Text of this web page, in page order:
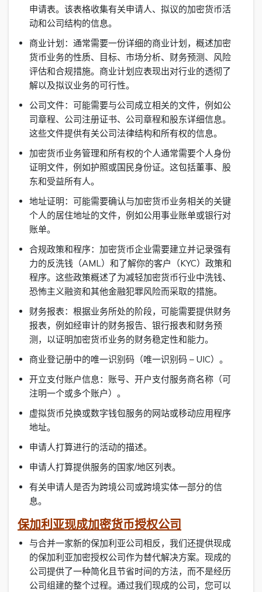
申请表。该表格收集有关申请人、拟议的加密货币活
动和公司结构的信息。
商业计划：通常需要一份详细的商业计划，概述加密
货币业务的性质、目标、市场分析、财务预测、风险
评估和合规措施。商业计划应表现出对行业的透彻了
解以及拟议业务的可行性。
公司文件：可能需要与公司成立相关的文件，例如公
司章程、公司注册证书、公司章程和股东详细信息。
这些文件提供有关公司法律结构和所有权的信息。
加密货币业务管理和所有权的个人通常需要个人身份
证明文件，例如护照或国民身份证。这包括董事、股
东和受益所有人。
地址证明：可能需要确认与加密货币业务相关的关键
个人的居住地址的文件，例如公用事业账单或银行对
账单。
合规政策和程序：加密货币企业需要建立并记录强有
力的反洗钱（AML）和了解你的客户（KYC）政策和
程序。这些政策概述了为减轻加密货币行业中洗钱、
恐怖主义融资和其他金融犯罪风险而采取的措施。
财务报表：根据业务所处的阶段，可能需要提供财务
报表，例如经审计的财务报告、银行报表和财务预
测，以证明加密货币业务的财务稳定性和能力。
商业登记册中的唯一识别码（唯一识别码 – UIC）。
开立支付账户信息：账号、开户支付服务商名称（可
注明一个或多个账户）。
虚拟货币兑换或数字钱包服务的网站或移动应用程序
地址。
申请人打算进行的活动的描述。
申请人打算提供服务的国家/地区列表。
有关申请人是否为跨境公司或跨境实体一部分的信
息。
保加利亚现成加密货币授权公司
与合并一家新的保加利亚公司相反，我们还提供现成
的保加利亚加密授权公司作为替代解决方案。现成的
公司提供了一种简化且节省时间的方法，而不是经历
公司组建的整个过程。通过我们现成的公司，您可以